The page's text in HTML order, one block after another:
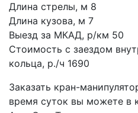
Длина стрелы, м 8
Длина кузова, м 7
Выезд за МКАД, р/км 50
Стоимость с заездом
кольца, р./ч 1690
Заказать кран-
время суток вы можете в